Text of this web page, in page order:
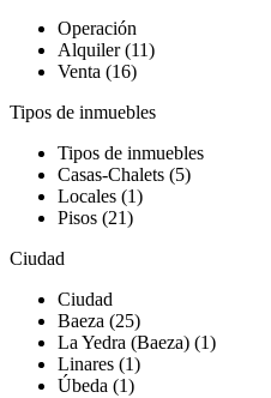
Operación
Alquiler (11)
Venta (16)
Tipos de inmuebles
Tipos de inmuebles
Casas-Chalets (5)
Locales (1)
Pisos (21)
Ciudad
Ciudad
Baeza (25)
La Yedra (Baeza) (1)
Linares (1)
Úbeda (1)